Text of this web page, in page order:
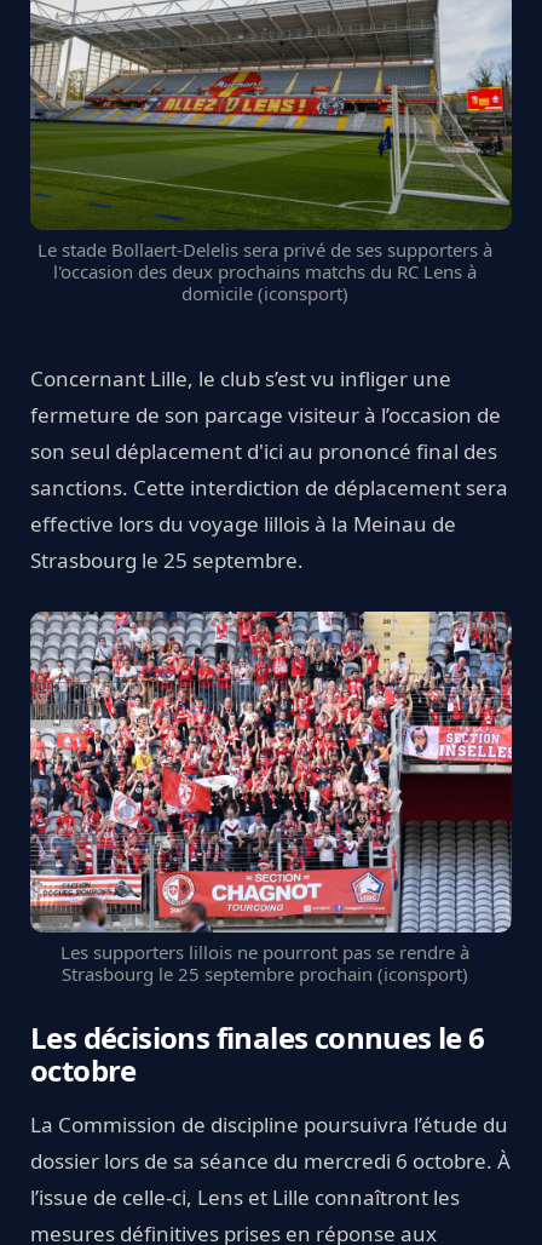
Le stade Bollaert-Delelis sera privé de ses supporters à
l'occasion des deux prochains matchs du RC Lens à
domicile (iconsport)
Concernant Lille, le club s’est vu infliger une
fermeture de son parcage visiteur à l’occasion de
son seul déplacement d'ici au prononcé final des
sanctions. Cette interdiction de déplacement sera
effective lors du voyage lillois à la Meinau de
Strasbourg le 25 septembre.
Les supporters lillois ne pourront pas se rendre à
Strasbourg le 25 septembre prochain (iconsport)
Les décisions finales connues le 6
octobre
La Commission de discipline poursuivra l’étude du
dossier lors de sa séance du mercredi 6 octobre. À
l’issue de celle-ci, Lens et Lille connaîtront les
mesures définitives prises en réponse aux